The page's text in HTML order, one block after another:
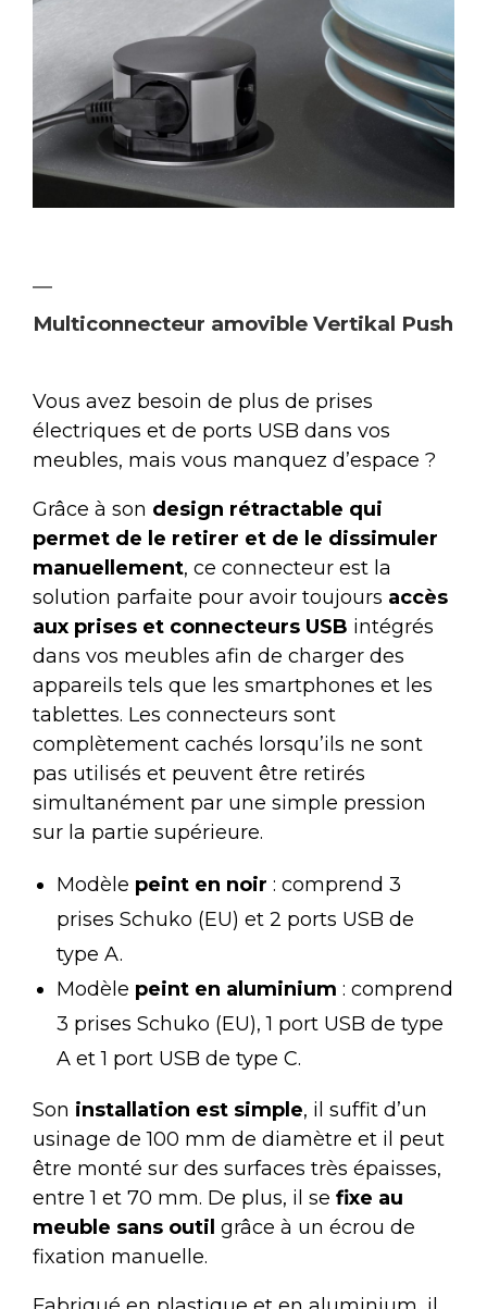
Multiconnecteur amovible Vertikal Push
Vous avez besoin de plus de prises
électriques et de ports USB dans vos
meubles, mais vous manquez d’espace ?
Grâce à son design rétractable qui
permet de le retirer et de le dissimuler
manuellement, ce connecteur est la
solution parfaite pour avoir toujours accès
aux prises et connecteurs USB intégrés
dans vos meubles afin de charger des
appareils tels que les smartphones et les
tablettes. Les connecteurs sont
complètement cachés lorsqu’ils ne sont
pas utilisés et peuvent être retirés
simultanément par une simple pression
sur la partie supérieure.
Modèle peint en noir : comprend 3
prises Schuko (EU) et 2 ports USB de
type A.
Modèle peint en aluminium : comprend
3 prises Schuko (EU), 1 port USB de type
A et 1 port USB de type C.
Son installation est simple, il suffit d’un
usinage de 100 mm de diamètre et il peut
être monté sur des surfaces très épaisses,
entre 1 et 70 mm. De plus, il se fixe au
meuble sans outil grâce à un écrou de
fixation manuelle.